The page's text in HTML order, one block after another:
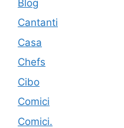
Blog
Cantanti
Casa
Chefs
Cibo
Comici
Comici.